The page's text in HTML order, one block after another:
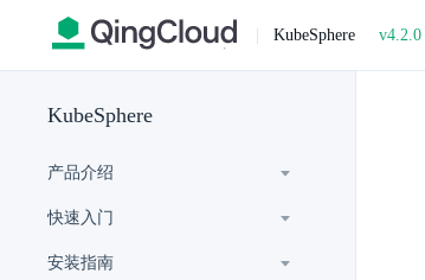
| KubeSphere v4.2.0
KubeSphere
产品介绍
快速入门
安装指南